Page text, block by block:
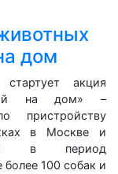
дом
акция
на дом» –
пристройству
в Москве и
в период
100 собак и